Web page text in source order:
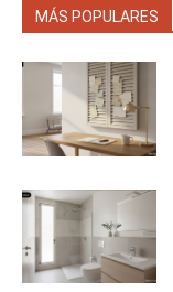
MÁS POPULARES